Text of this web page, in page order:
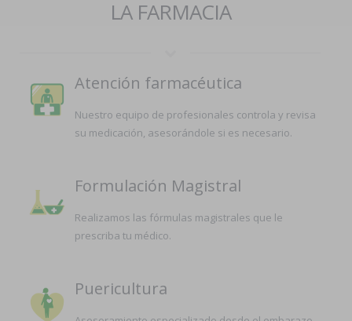
LA FARMACIA
Atención farmacéutica
Nuestro equipo de profesionales controla y revisa
su medicación, asesorándole si es necesario.
Formulación Magistral
Realizamos las fórmulas magistrales que le
prescriba tu médico.
Puericultura